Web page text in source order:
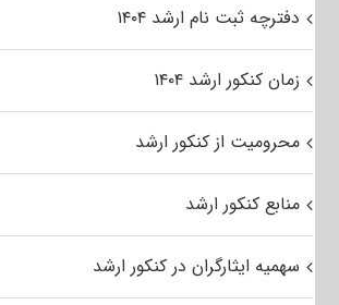
دفترچه ثبت نام ارشد ۱۴۰۴
زمان کنکور ارشد ۱۴۰۴
محرومیت از کنکور ارشد
منابع کنکور ارشد
سهمیه ایثارگران در کنکور ارشد